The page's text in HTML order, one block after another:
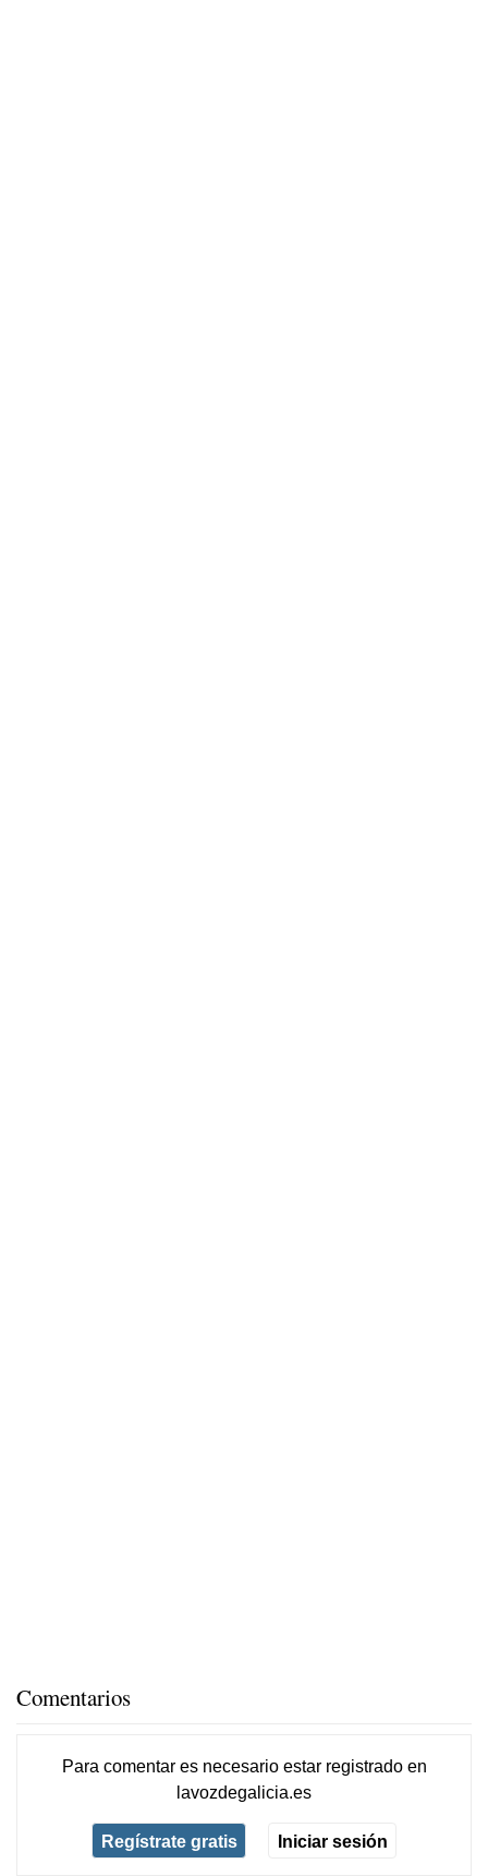
Comentarios
Para comentar es necesario estar registradoen
lavozdegalicia.es
Regístrate gratis Iniciar sesión